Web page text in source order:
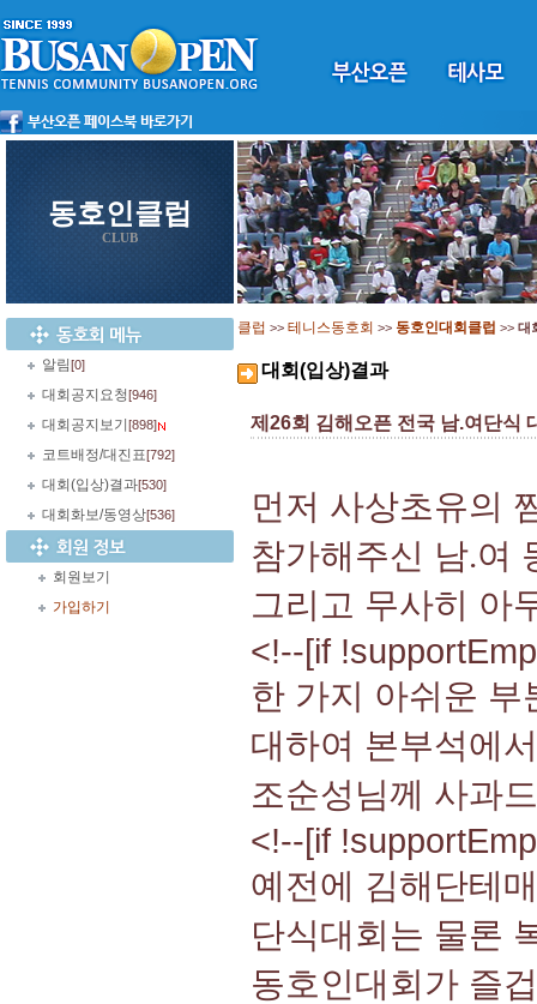
동호인클럽
CLUB
알림[0]
대회공지요청[946]
대회공지보기 [898]
코트배정/대진표[792]
대회(입상)결과[530]
대회화보/동영상[536]
회원보기
가입하기
클럽 >> 테니스동호회 >> 동호인대회클럽 >> 대
대회(입상)결과
제26회 김해오픈 전국 남.여단식
먼저 사상초유의
참가해주신 남.여
그리고 무사히 아
<!--[if
한 가지 아쉬운
대하여 본부석에
조순성님께 사과
<!--[if
예전에 김해단테
단식대회는 물론
동호인대회가 즐